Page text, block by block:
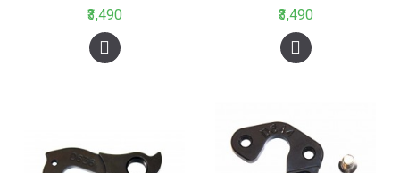
₹3,490 ₹3,490